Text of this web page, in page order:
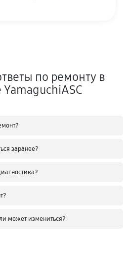
по ремонту в
YamaguchiASC
заранее?
может измениться?